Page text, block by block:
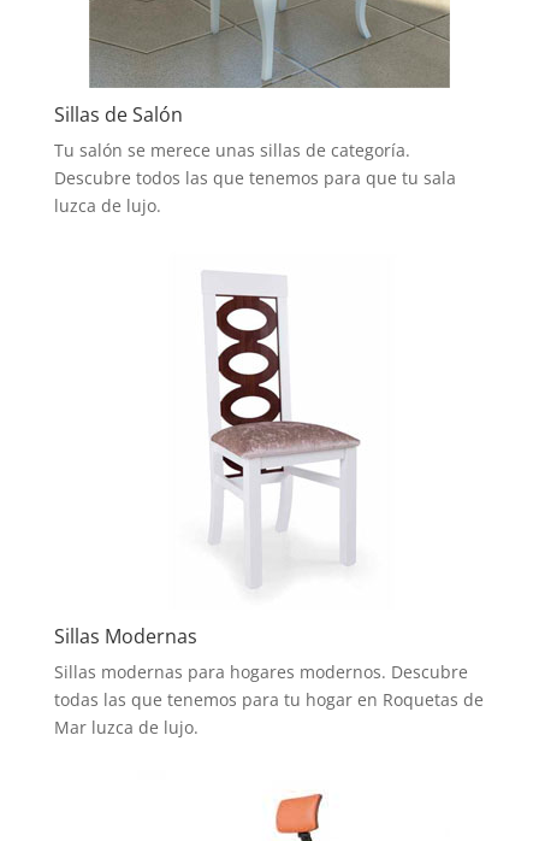
Sillas de Salón
Tu salón se merece unas sillas de categoría.
Descubre todos las que tenemos para que tu sala
luzca de lujo.
Sillas Modernas
Sillas modernas para hogares modernos. Descubre
todas las que tenemos para tu hogar en Roquetas de
Mar luzca de lujo.